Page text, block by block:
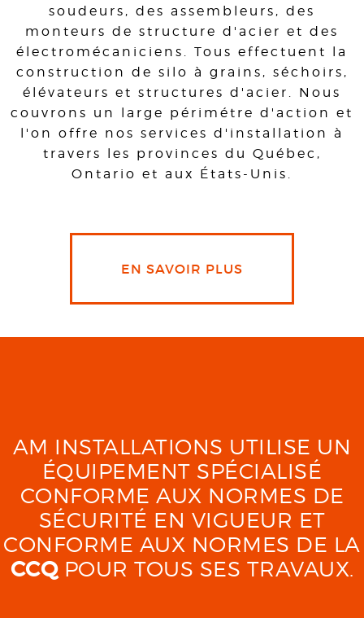
soudeurs, des assembleurs, des
monteurs de structure d'acier et des
électromécaniciens. Tous effectuent la
construction de silo à grains, séchoirs,
élévateurs et structures d'acier. Nous
couvrons un large périmétre d'action et
l'on offre nos services d'installation à
travers les provinces du Québec,
Ontario et aux États-Unis.
EN SAVOIR PLUS
AM INSTALLATIONS UTILISE UN
ÉQUIPEMENT SPÉCIALISÉ
CONFORME AUX NORMES DE
SÉCURITÉ EN VIGUEUR ET
CONFORME AUX NORMES DE LA
CCQPOUR TOUS SES TRAVAUX.